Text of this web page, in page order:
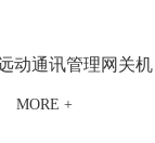
动通讯管理网关机
MORE +